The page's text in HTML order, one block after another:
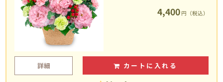
4,400 円（税込）
詳細 カートに入れる